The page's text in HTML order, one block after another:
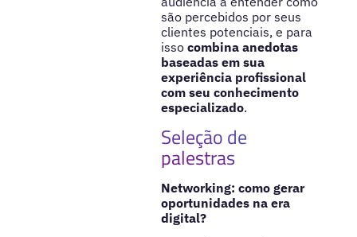
são percebidos por seus
clientes potenciais, e para
isso combina anedotas
baseadas em sua
experiência profissional
com seu conhecimento
especializado.
Seleção de
palestras
Networking: como gerar
oportunidades na era
digital?